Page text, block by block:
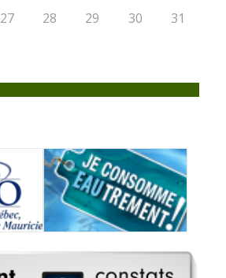
27 28 29 30 31